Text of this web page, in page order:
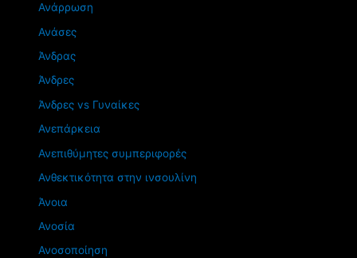
Ανάρρωση
Ανάσες
Άνδρας
Άνδρες
Άνδρες vs Γυναίκες
Ανεπάρκεια
Ανεπιθύμητες συμπεριφορές
Ανθεκτικότητα στην ινσουλίνη
Άνοια
Ανοσία
Ανοσοποίηση